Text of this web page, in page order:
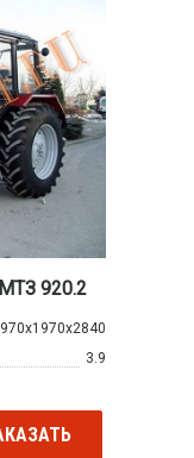
920.2
3.9